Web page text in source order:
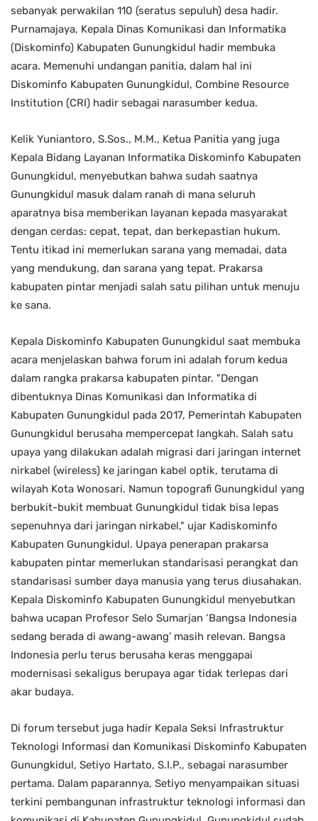
sebanyak perwakilan 110 (seratus sepuluh) desa hadir.
Purnamajaya, Kepala Dinas Komunikasi dan Informatika
(Diskominfo) Kabupaten Gunungkidul hadir membuka
acara. Memenuhi undangan panitia, dalam hal ini
Diskominfo Kabupaten Gunungkidul, Combine Resource
Institution (CRI) hadir sebagai narasumber kedua.
Kelik Yuniantoro, S.Sos., M.M., Ketua Panitia yang juga
Kepala Bidang Layanan Informatika Diskominfo Kabupaten
Gunungkidul, menyebutkan bahwa sudah saatnya
Gunungkidul masuk dalam ranah di mana seluruh
aparatnya bisa memberikan layanan kepada masyarakat
dengan cerdas: cepat, tepat, dan berkepastian hukum.
Tentu itikad ini memerlukan sarana yang memadai, data
yang mendukung, dan sarana yang tepat. Prakarsa
kabupaten pintar menjadi salah satu pilihan untuk menuju
ke sana.
Kepala Diskominfo Kabupaten Gunungkidul saat membuka
acara menjelaskan bahwa forum ini adalah forum kedua
dalam rangka prakarsa kabupaten pintar. "Dengan
dibentuknya Dinas Komunikasi dan Informatika di
Kabupaten Gunungkidul pada 2017, Pemerintah Kabupaten
Gunungkidul berusaha mempercepat langkah. Salah satu
upaya yang dilakukan adalah migrasi dari jaringan internet
nirkabel (wireless) ke jaringan kabel optik, terutama di
wilayah Kota Wonosari. Namun topografi Gunungkidul yang
berbukit-bukit membuat Gunungkidul tidak bisa lepas
sepenuhnya dari jaringan nirkabel," ujar Kadiskominfo
Kabupaten Gunungkidul. Upaya penerapan prakarsa
kabupaten pintar memerlukan standarisasi perangkat dan
standarisasi sumber daya manusia yang terus diusahakan.
Kepala Diskominfo Kabupaten Gunungkidul menyebutkan
bahwa ucapan Profesor Selo Sumarjan ‘Bangsa Indonesia
sedang berada di awang-awang’ masih relevan. Bangsa
Indonesia perlu terus berusaha keras menggapai
modernisasi sekaligus berupaya agar tidak terlepas dari
akar budaya.
Di forum tersebut juga hadir Kepala Seksi Infrastruktur
Teknologi Informasi dan Komunikasi Diskominfo Kabupaten
Gunungkidul, Setiyo Hartato, S.I.P., sebagai narasumber
pertama. Dalam paparannya, Setiyo menyampaikan situasi
terkini pembangunan infrastruktur teknologi informasi dan